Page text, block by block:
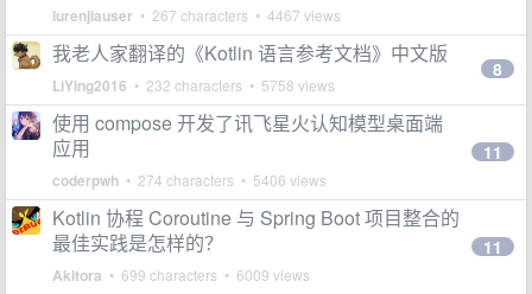
lurenjiauser • 267 characters • 4467 views
我老人家翻译的《Kotlin 语言参考文档》中文版
LiYing2016 • 232 characters • 5758 views
8
使用 compose 开发了讯飞星火认知模型桌面端
应用
coderpwh • 274 characters • 5406 views
11
Kotlin 协程 Coroutine 与 Spring Boot 项目整合的
最佳实践是怎样的？
Akitora • 699 characters • 6009 views
11